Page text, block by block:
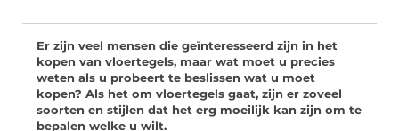
Er zijn veel mensen die geïnteresseerd zijn in het
kopen van vloertegels, maar wat moet u precies
weten als u probeert te beslissen wat u moet
kopen? Als het om vloertegels gaat, zijn er zoveel
soorten en stijlen dat het erg moeilijk kan zijn om te
bepalen welke u wilt.